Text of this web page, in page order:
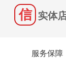
实体
服务保障